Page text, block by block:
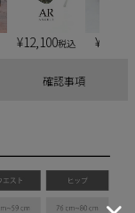
¥12,100税込 ¥
確認事項